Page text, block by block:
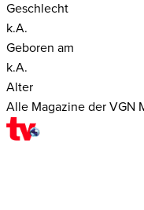
Geschlecht
k.A.
Geboren am
k.A.
Alter
Alle Magazine der VGN